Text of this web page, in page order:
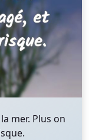
mer. Plus on